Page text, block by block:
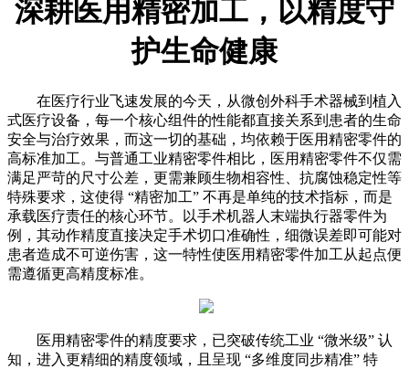
深耕医用精密加工，以精度守
护生命健康
在医疗行业飞速发展的今天，从微创外科手术器械到植入
式医疗设备，每一个核心组件的性能都直接关系到患者的生命
安全与治疗效果，而这一切的基础，均依赖于医用精密零件的
高标准加工。与普通工业精密零件相比，医用精密零件不仅需
满足严苛的尺寸公差，更需兼顾生物相容性、抗腐蚀稳定性等
特殊要求，这使得 “精密加工” 不再是单纯的技术指标，而是
承载医疗责任的核心环节。以手术机器人末端执行器零件为
例，其动作精度直接决定手术切口准确性，细微误差即可能对
患者造成不可逆伤害，这一特性使医用精密零件加工从起点便
需遵循更高精度标准。
医用精密零件的精度要求，已突破传统工业 “微米级” 认
知，进入更精细的精度领域，且呈现 “多维度同步精准” 特